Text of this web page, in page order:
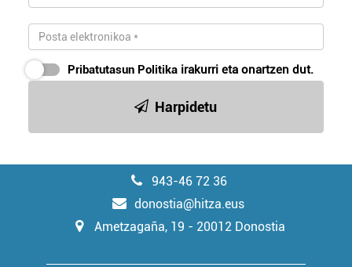
Pribatutasun Politika irakurri eta onartzen dut.
Harpidetu
943-46 72 36
donostia@hitza.eus
Ametzagaña, 19 - 20012 Donostia